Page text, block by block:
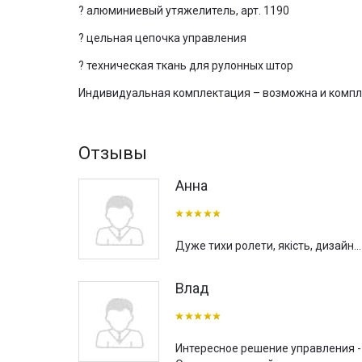
солнцезащите и светозатемнению помещения.
Купить рулонные шторы в Киеве можно в шоу-руме
(Италия). Заказать тканевые ролеты с доставкой
? алюминиевый утяжелитель, арт. 1190
? цельная цепочка управления
? техническая ткань для рулонных штор
Индивидуальная комплектация – возможна и
Отзывы
Анна
Дуже тихи ролети, якість, дизайн...
Влад
Интересное решение управления